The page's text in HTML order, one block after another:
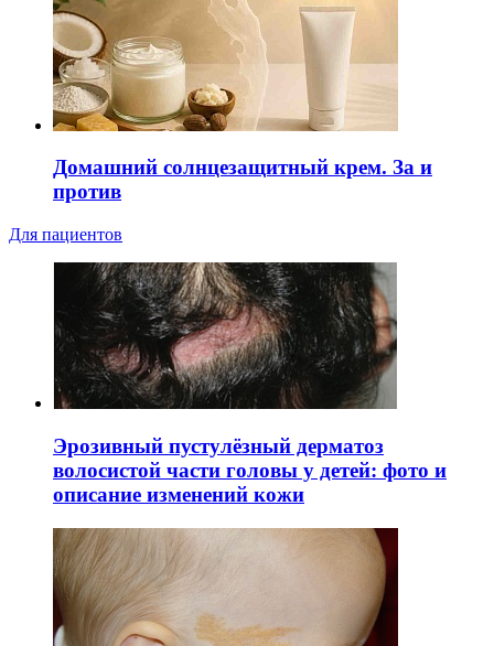
Домашний солнцезащитный крем. За и
против
Для пациентов
Эрозивный пустулёзный дерматоз
волосистой части головы у детей: фото и
описание изменений кожи